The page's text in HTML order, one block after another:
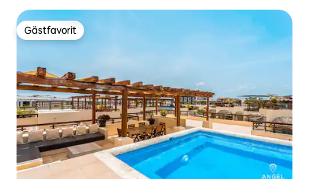
Gästfavorit
Gästfavorit